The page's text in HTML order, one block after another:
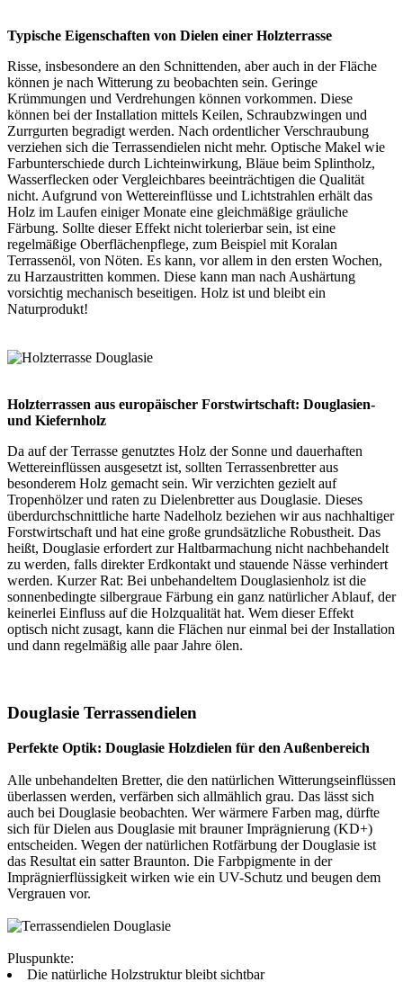
Typische Eigenschaften von Dielen einer Holzterrasse
Risse, insbesondere an den Schnittenden, aber auch in der Fläche
können je nach Witterung zu beobachten sein. Geringe
Krümmungen und Verdrehungen können vorkommen. Diese
können bei der Installation mittels Keilen, Schraubzwingen und
Zurrgurten begradigt werden. Nach ordentlicher Verschraubung
verziehen sich die Terrassendielen nicht mehr. Optische Makel wie
Farbunterschiede durch Lichteinwirkung, Bläue beim Splintholz,
Wasserflecken oder Vergleichbares beeinträchtigen die Qualität
nicht. Aufgrund von Wettereinflüsse und Lichtstrahlen erhält das
Holz im Laufen einiger Monate eine gleichmäßige gräuliche
Färbung. Sollte dieser Effekt nicht tolerierbar sein, ist eine
regelmäßige Oberflächenpflege, zum Beispiel mit Koralan
Terrassenöl, von Nöten. Es kann, vor allem in den ersten Wochen,
zu Harzaustritten kommen. Diese kann man nach Aushärtung
vorsichtig mechanisch beseitigen. Holz ist und bleibt ein
Naturprodukt!
Holzterrassen aus europäischer Forstwirtschaft: Douglasien-
und Kiefernholz
Da auf der Terrasse genutztes Holz der Sonne und dauerhaften
Wettereinflüssen ausgesetzt ist, sollten Terrassenbretter aus
besonderem Holz gemacht sein. Wir verzichten gezielt auf
Tropenhölzer und raten zu Dielenbretter aus Douglasie. Dieses
überdurchschnittliche harte Nadelholz beziehen wir aus nachhaltiger
Forstwirtschaft und hat eine große grundsätzliche Robustheit. Das
heißt, Douglasie erfordert zur Haltbarmachung nicht nachbehandelt
zu werden, falls direkter Erdkontakt und stauende Nässe verhindert
werden. Kurzer Rat: Bei unbehandeltem Douglasienholz ist die
sonnenbedingte silbergraue Färbung ein ganz natürlicher Ablauf, der
keinerlei Einfluss auf die Holzqualität hat. Wem dieser Effekt
optisch nicht zusagt, kann die Flächen nur einmal bei der Installation
und dann regelmäßig alle paar Jahre ölen.
Douglasie Terrassendielen
Perfekte Optik: Douglasie Holzdielen für den Außenbereich
Alle unbehandelten Bretter, die den natürlichen Witterungseinflüssen
überlassen werden, verfärben sich allmählich grau. Das lässt sich
auch bei Douglasie beobachten. Wer wärmere Farben mag, dürfte
sich für Dielen aus Douglasie mit brauner Imprägnierung (KD+)
entscheiden. Wegen der natürlichen Rotfärbung der Douglasie ist
das Resultat ein satter Braunton. Die Farbpigmente in der
Imprägnierflüssigkeit wirken wie ein UV-Schutz und beugen dem
Vergrauen vor.
Pluspunkte:
Die natürliche Holzstruktur bleibt sichtbar